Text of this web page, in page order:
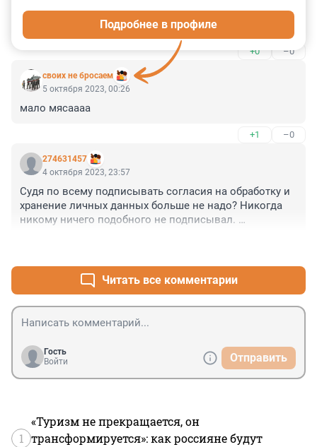
Инфляция галопирует. Пора и медцентрам - поднять
свои цены в три раза.
+0 –0
своих не бросаем
Подробнее в профиле
5 октября 2023, 00:26
мало мясаааа
+1 –0
274631457
4 октября 2023, 23:57
Судя по всему подписывать согласия на обработку и
хранение личных данных больше не надо? Никогда
никому ничего подобного не подписывал.
только по ГПХ, что бы сведения не подавать в кадры
по военно обязанности...
Читать все комментарии
Гость
Войти
Отправить
1
«Туризм не прекращается, он
трансформируется»: как россияне будут